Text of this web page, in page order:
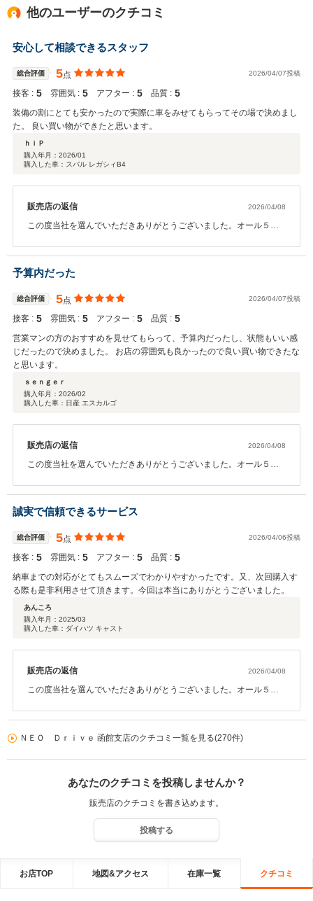
他のユーザーのクチコミ
安心して相談できるスタッフ
総合評価 5点 2026/04/07投稿
接客 : 5 雰囲気 : 5 アフター : 5 品質 : 5
装備の割にとても安かったので実際に車をみせてもらってその場で決めまし
た。 良い買い物ができたと思います。
ｈｉＰ
購入年月： 2026/01
購入した車：スバル レガシィB4
販売店の返信 2026/04/08
この度当社を選んでいただきありがとうございました。オール５点
ります。ご購入本当にありがとうございました。
予算内だった
総合評価 5点 2026/04/07投稿
接客 : 5 雰囲気 : 5 アフター : 5 品質 : 5
営業マンの方のおすすめを見せてもらって、予算内だったし、状態もいい感
じだったので決めました。 お店の雰囲気も良かったので良い買い物できたな
と思います。
ｓｅｎｇｅｒ
購入年月： 2026/02
購入した車：日産 エスカルゴ
販売店の返信 2026/04/08
この度当社を選んでいただきありがとうございました。オール５点
ります。ご購入本当にありがとうございました。
誠実で信頼できるサービス
総合評価 5点 2026/04/06投稿
接客 : 5 雰囲気 : 5 アフター : 5 品質 : 5
納車までの対応がとてもスムーズでわかりやすかったです。又、次回購入す
る際も是非利用させて頂きます。今回は本当にありがとうございました。
あんころ
購入年月： 2025/03
購入した車：ダイハツ キャスト
販売店の返信 2026/04/08
この度当社を選んでいただきありがとうございました。オール５点
ＮＥＯ Ｄｒｉｖｅ 函館支店のクチコミ一覧を見る(270件)
あなたのクチコミを投稿しませんか？
販売店のクチコミを書き込めます。
投稿する
お店TOP 地図&アクセス 在庫一覧 クチコミ